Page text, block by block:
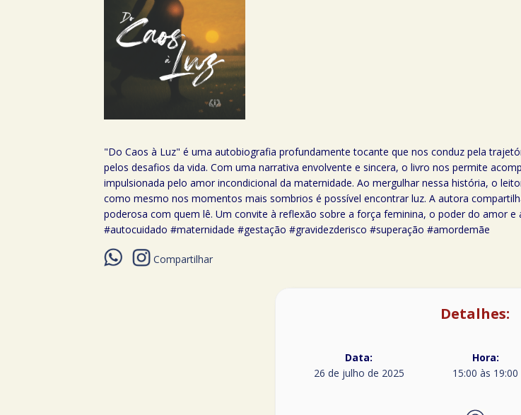
"Do Caos à Luz" é uma autobiografia profundamente tocante que nos conduz pela
pelos desafios da vida. Com uma narrativa envolvente e sincera, o livro nos permite
impulsionada pelo amor incondicional da maternidade. Ao mergulhar nessa história, o
como mesmo nos momentos mais sombrios é possível encontrar luz. A autora
poderosa com quem lê. Um convite à reflexão sobre a força feminina, o poder do amor
#autocuidado #maternidade #gestação #gravidezderisco #superação #amordemãe
Compartilhar
Detalhes:
Data:
26 de julho de 2025
Hora:
15:00 às 19:00